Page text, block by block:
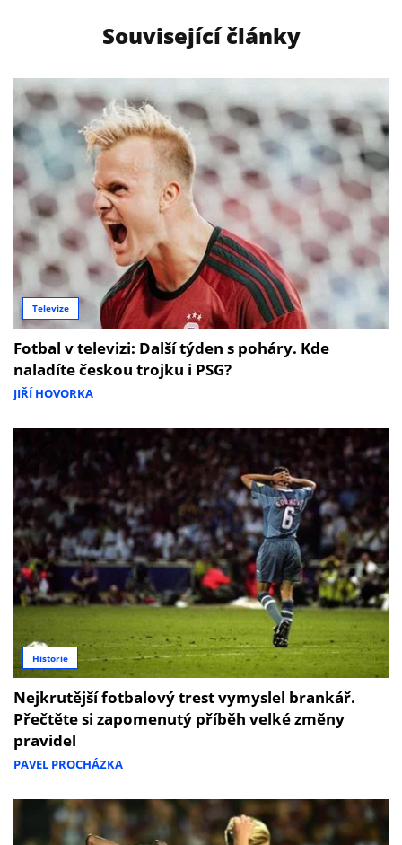
Související články
Televize
Fotbal v televizi: Další týden s poháry. Kde
naladíte českou trojku i PSG?
JIŘÍ HOVORKA
Historie
Nejkrutější fotbalový trest vymyslel brankář.
Přečtěte si zapomenutý příběh velké změny
pravidel
PAVEL PROCHÁZKA